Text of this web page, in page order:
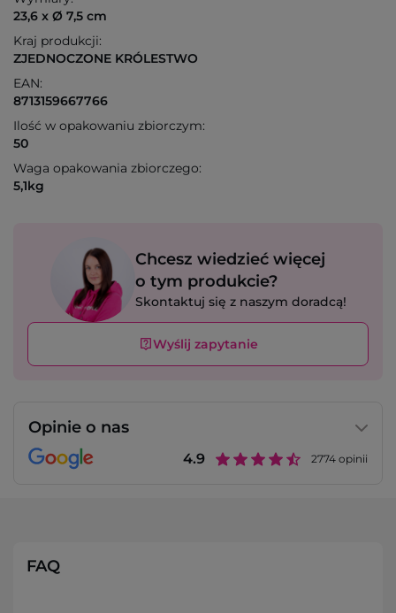
23,6 x Ø 7,5 cm
Kraj produkcji:
ZJEDNOCZONE KRÓLESTWO
EAN:
8713159667766
Ilość w opakowaniu zbiorczym:
50
Waga opakowania zbiorczego:
5,1kg
Chcesz wiedzieć więcej
o tym produkcie?
Skontaktuj się z naszym doradcą!
Wyślij zapytanie
Opinie o nas
4.9 2774 opinii
FAQ